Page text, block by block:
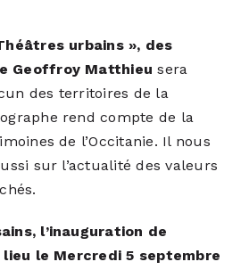
urbains », des
Geoffroy Matthieu sera
des territoires de la
rend compte de la
de l’Occitanie. Il nous
sur l’actualité des valeurs
l’inauguration de
lieu le Mercredi 5 septembre